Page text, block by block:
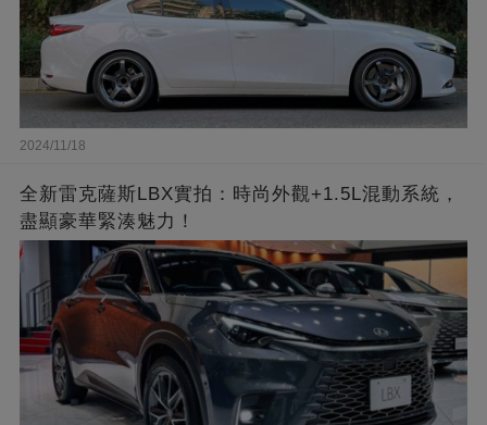
2024/11/18
全新雷克薩斯LBX實拍：時尚外觀+1.5L混動系統，
盡顯豪華緊湊魅力！